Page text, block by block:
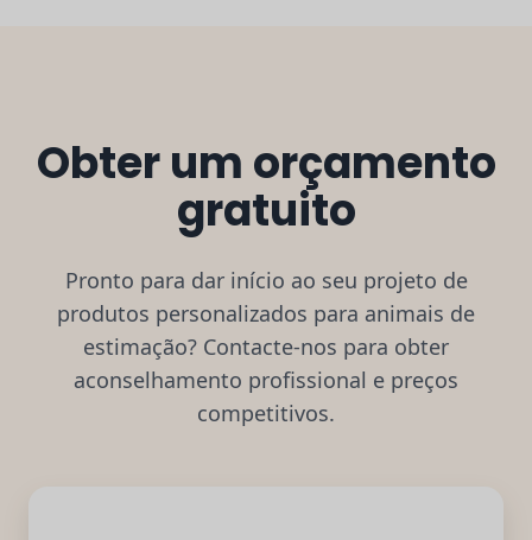
Obter um orçamento
gratuito
Pronto para dar início ao seu projeto de
produtos personalizados para animais de
estimação? Contacte-nos para obter
aconselhamento profissional e preços
competitivos.